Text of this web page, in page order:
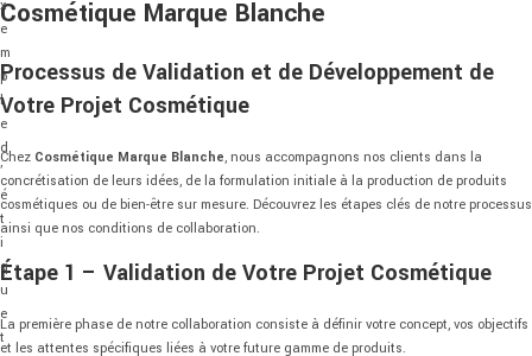
x
e
m
p
l
e
d
’
é
t
i
q
u
e
t
Cosmétique Marque Blanche
Processus deValidation et de Développement de
Votre Projet Cosmétique
Chez Cosmétique Marque Blanche, nous accompagnons nos clients dans la
concrétisation de leurs idées, de la formulation initiale à la production de produits
cosmétiques ou de bien-être sur mesure. Découvrez les étapes clés de notre processus
ainsi que nos conditions de collaboration.
Étape 1 – Validation deVotre Projet Cosmétique
La première phase de notre collaboration consiste à définir votre concept, vos objectifs
et les attentes spécifiques liées à votre future gamme de produits.